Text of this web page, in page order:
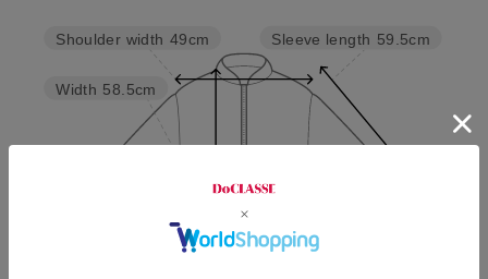
Sleeve length 59.5cm
Width 58.5cm
Shoulder width 49cm